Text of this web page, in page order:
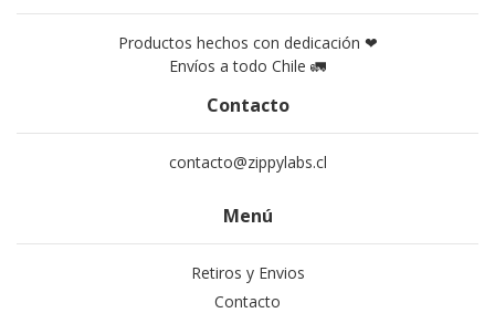
Productos hechos con dedicación ❤
Envíos a todo Chile 🚛
Contacto
contacto@zippylabs.cl
Menú
Retiros y Envios
Contacto